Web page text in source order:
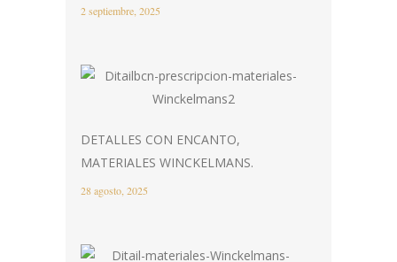
2 septiembre, 2025
DETALLES CON ENCANTO,
MATERIALES WINCKELMANS.
28 agosto, 2025